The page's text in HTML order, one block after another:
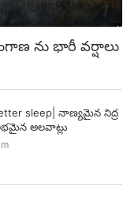
ను భారీ వర్షాలు
sleep| నాణ్యమైన నిద్ర
అలవాట్లు